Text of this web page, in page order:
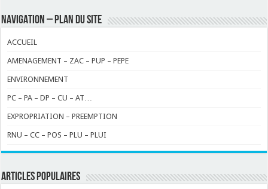
NAVIGATION – PLAN DU SITE
ACCUEIL
AMENAGEMENT – ZAC – PUP – PEPE
ENVIRONNEMENT
PC – PA – DP – CU – AT…
EXPROPRIATION – PREEMPTION
RNU – CC – POS – PLU – PLUI
ARTICLES POPULAIRES